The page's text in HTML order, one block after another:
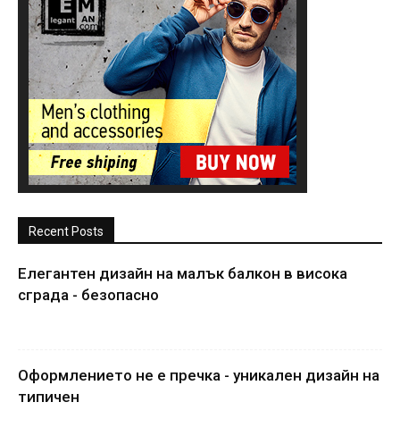
Recent Posts
Елегантен дизайн на малък балкон в висока
сграда - безопасно
Оформлението не е пречка - уникален дизайн на
типичен